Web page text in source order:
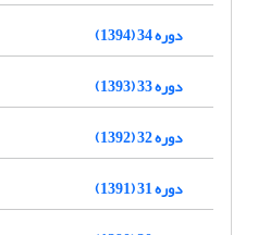
دوره 34 (1394)
دوره 33 (1393)
دوره 32 (1392)
دوره 31 (1391)